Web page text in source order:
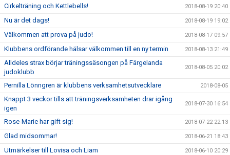
Cirkelträning och Kettlebells! 2018-08-19 20:40
Nu är det dags! 2018-08-19 19:02
Välkommen att prova på judo! 2018-08-17 09:57
Klubbens ordförande hälsar välkommen till en ny termin 2018-08-13 21:49
Alldeles strax börjar träningssäsongen på Färgelanda
judoklubb
2018-08-05 20:02
Pernilla Lönngren är klubbens verksamhetsutvecklare 2018-08-05
Knappt 3 veckor tills att träningsverksamheten drar igång
igen
2018-07-30 16:54
Rose-Marie har gift sig! 2018-07-22 22:13
Glad midsommar! 2018-06-21 18:43
Utmärkelser till Lovisa och Liam 2018-06-10 20:29